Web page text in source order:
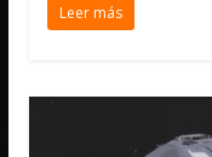
Leer más